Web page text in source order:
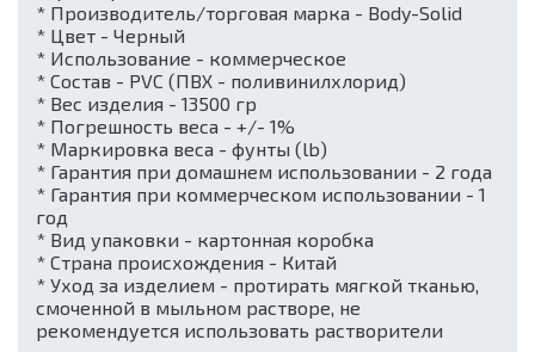
* Производитель/торговая марка - Body-Solid
* Цвет - Черный
* Использование - коммерческое
* Состав - PVC (ПВХ - поливинилхлорид)
* Вес изделия - 13500 гр
* Погрешность веса - +/- 1%
* Маркировка веса - фунты (lb)
* Гарантия при домашнем использовании - 2 года
* Гарантия при коммерческом использовании - 1
год
* Вид упаковки - картонная коробка
* Страна происхождения - Китай
* Уход за изделием - протирать мягкой тканью,
смоченной в мыльном растворе, не
рекомендуется использовать растворители